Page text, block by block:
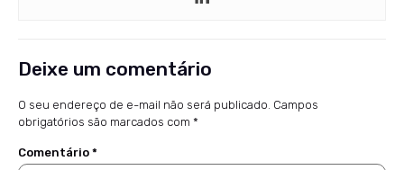
Deixe um comentário
O seu endereço de e-mail não será publicado. Campos
obrigatórios são marcados com *
Comentário *